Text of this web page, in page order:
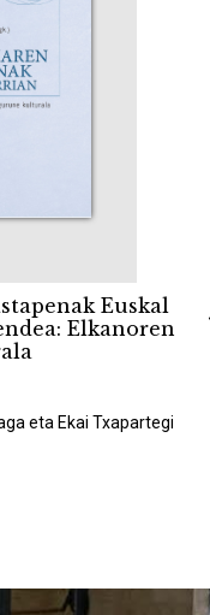
gure munduari.
eta Iñaki Zabaleta